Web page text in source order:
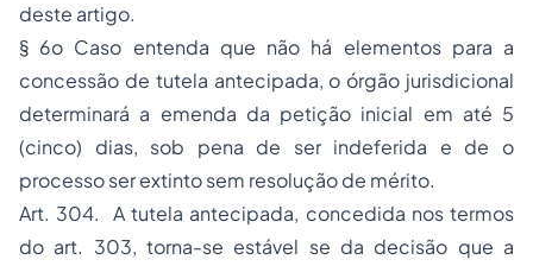
deste artigo.
§ 6o Caso entenda que não há elementos para a
concessão de tutela antecipada, o órgão jurisdicional
determinará a emenda da petição inicial em até 5
(cinco) dias, sob pena de ser indeferida e de o
processo ser extinto sem resolução de mérito.
Art. 304. A tutela antecipada, concedida nos termos
do art. 303, torna-se estável se da decisão que a